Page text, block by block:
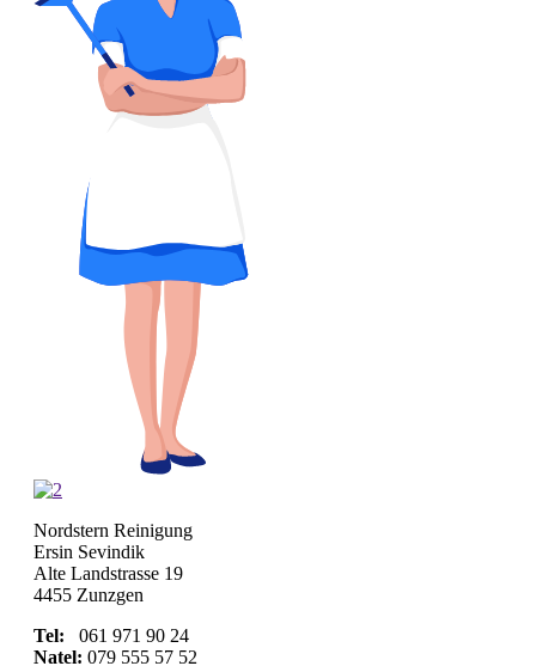
Nordstern Reinigung
Ersin Sevindik
Alte Landstrasse 19
4455 Zunzgen
Tel: 061 971 90 24
Natel: 079 555 57 52